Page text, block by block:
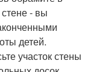
- вы
детей.
участок стены